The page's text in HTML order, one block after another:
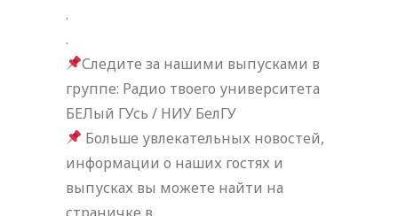
.
.
Следите за нашими выпусками в
группе: Радио твоего университета
БЕЛый ГУсь / НИУ БелГУ
Больше увлекательных новостей,
информации о наших гостях и
выпусках вы можете найти на